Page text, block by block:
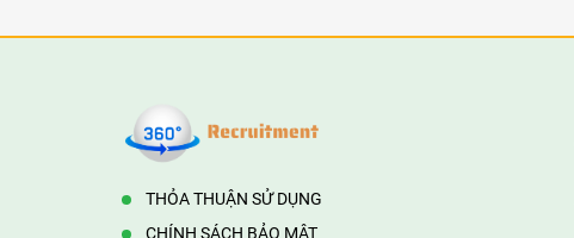
THỎA THUẬN SỬ DỤNG
CHÍNH SÁCH BẢO MẬT